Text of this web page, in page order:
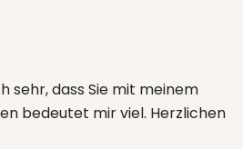
sehr, dass Sie mit meinem
bedeutet mir viel. Herzlichen